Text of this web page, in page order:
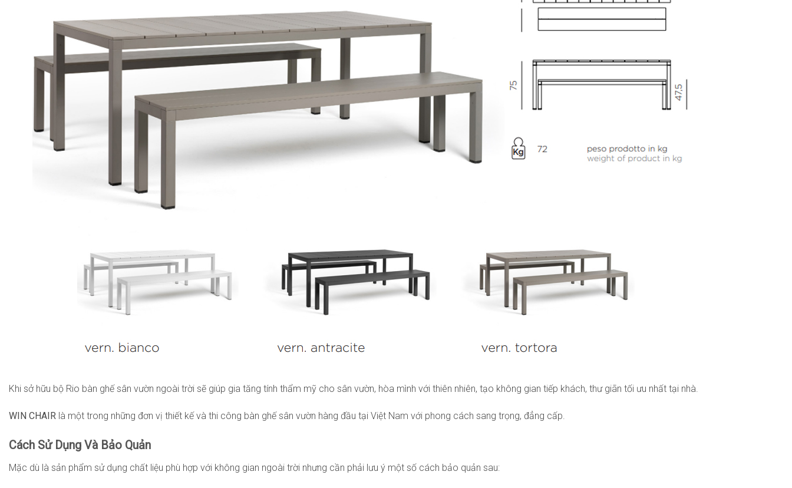
Khi sở hữu bộ Rio bàn ghế sân vườn ngoài trời sẽ giúp gia tăng tính thẩm mỹ cho sân vườn, hòa mình với thiên nhiên, tạo không gian tiếp khách, thư giãn tối ưu nhất tại nhà.
WIN CHAIR là một trong những đơn vị thiết kế và thi công bàn ghế sân vườn hàng đầu tại Việt Nam với phong cách sang trọng, đẳng cấp.
Cách Sử Dụng Và Bảo Quản
Mặc dù là sản phẩm sử dụng chất liệu phù hợp với không gian ngoài trời nhưng cần phải lưu ý một số cách bảo quản sau: